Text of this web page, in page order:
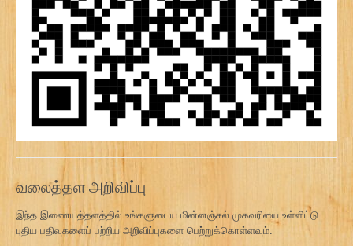
வலைத்தள அறிவிப்பு
இந்த இணையத்தளத்தில் உங்களுடைய மின்னஞ்சல் முகவரியை உள்ளிட்டு
புதிய பதிவுகளைப் பற்றிய அறிவிப்புகளை பெற்றுக்கொள்ளவும்.